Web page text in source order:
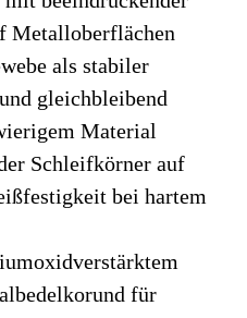
Metalloberflächen
als stabiler
gleichbleibend
Material
Schleifkörner auf
bei hartem
für